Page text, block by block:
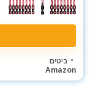
ביטים
Amazon